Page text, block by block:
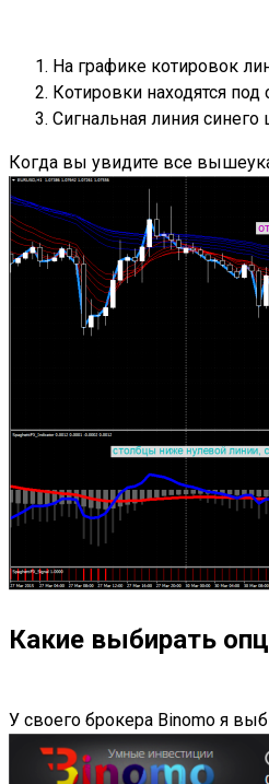
На графике котировок
Котировки находятся
Сигнальная линия
Когда вы увидите все
Какие выбирать
У своего брокера Binomo я